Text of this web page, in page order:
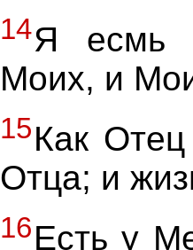
14Я есмь
Моих, и
15Как
Отца; и
16Есть у